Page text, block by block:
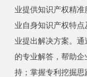
业提供知识产权精
业自身知识产权特
业提出解决方案。
的专业解答，帮助
持；掌握专利挖掘思